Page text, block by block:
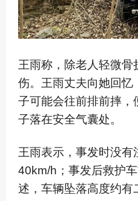
王雨称，除老人轻微骨
伤。王雨丈夫向她回忆
子可能会往前排前摔，
子落在安全气囊处。
王雨表示，事发时没有
40km/h；事发后救护
述，车辆坠落高度约有